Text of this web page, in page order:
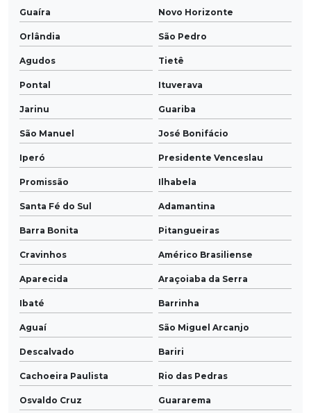
Guaíra Novo Horizonte
Orlândia São Pedro
Agudos Tietê
Pontal Ituverava
Jarinu Guariba
São Manuel José Bonifácio
Iperó Presidente Venceslau
Promissão Ilhabela
Santa Fé do Sul Adamantina
Barra Bonita Pitangueiras
Cravinhos Américo Brasiliense
Aparecida Araçoiaba da Serra
Ibaté Barrinha
Aguaí São Miguel Arcanjo
Descalvado Bariri
Cachoeira Paulista Rio das Pedras
Osvaldo Cruz Guararema